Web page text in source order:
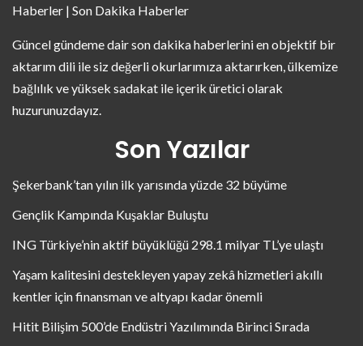
Haberler | Son Dakika Haberler
Güncel gündeme dair son dakika haberlerini en objektif bir
aktarım dili ile siz değerli okurlarımıza aktarırken, ülkemize
bağlılık ve yüksek sadakat ile içerik üretici olarak
huzurunuzdayız.
Son Yazılar
Şekerbank’tan yılın ilk yarısında yüzde 32 büyüme
Gençlik Kampında Kuşaklar Buluştu
ING Türkiye’nin aktif büyüklüğü 298.1 milyar TL’ye ulaştı
Yaşam kalitesini destekleyen yapay zekâ hizmetleri akıllı
kentler için finansman ve altyapı kadar önemli
Hitit Bilişim 500’de Endüstri Yazılımında Birinci Sırada